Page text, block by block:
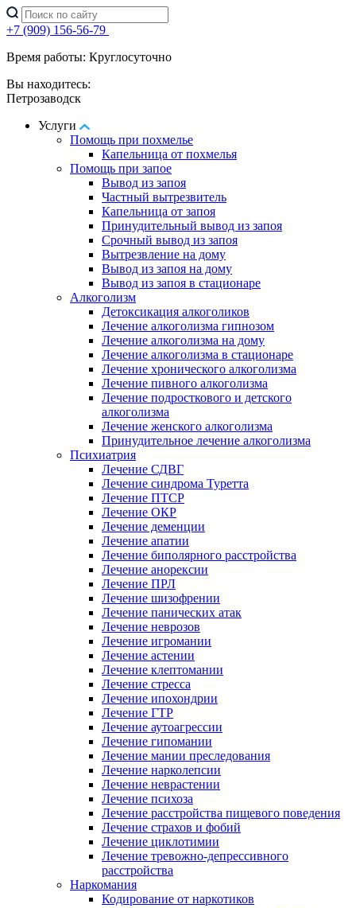
+7 (909) 156-56-79
Время работы: Круглосуточно
Вы находитесь:
Петрозаводск
Услуги
Помощь при похмелье
Капельница от похмелья
Помощь при запое
Вывод из запоя
Частный вытрезвитель
Капельница от запоя
Принудительный вывод из запоя
Срочный вывод из запоя
Вытрезвление на дому
Вывод из запоя на дому
Вывод из запоя в стационаре
Алкоголизм
Детоксикация алкоголиков
Лечение алкоголизма гипнозом
Лечение алкоголизма на дому
Лечение алкоголизма в стационаре
Лечение хронического алкоголизма
Лечение пивного алкоголизма
Лечение подросткового и детского
алкоголизма
Лечение женского алкоголизма
Принудительное лечение алкоголизма
Психиатрия
Лечение СДВГ
Лечение синдрома Туретта
Лечение ПТСР
Лечение ОКР
Лечение деменции
Лечение апатии
Лечение биполярного расстройства
Лечение анорексии
Лечение ПРЛ
Лечение шизофрении
Лечение панических атак
Лечение неврозов
Лечение игромании
Лечение астении
Лечение клептомании
Лечение стресса
Лечение ипохондрии
Лечение ГТР
Лечение аутоагрессии
Лечение гипомании
Лечение мании преследования
Лечение нарколепсии
Лечение неврастении
Лечение психоза
Лечение расстройства пищевого поведения
Лечение страхов и фобий
Лечение циклотимии
Лечение тревожно-депрессивного
расстройства
Наркомания
Кодирование от наркотиков